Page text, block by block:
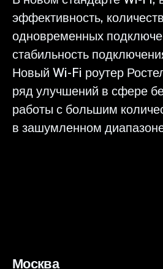
эффективность,
одновременных
стабильность
Новый Wi-Fi роутер
ряд улучшений в сфере
работы с большим
в зашумленном
Москва